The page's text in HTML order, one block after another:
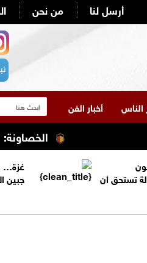
من نحن أرسل لنا
الناس أخبار الفن
الخصاونة:
تستحق أن
جبين